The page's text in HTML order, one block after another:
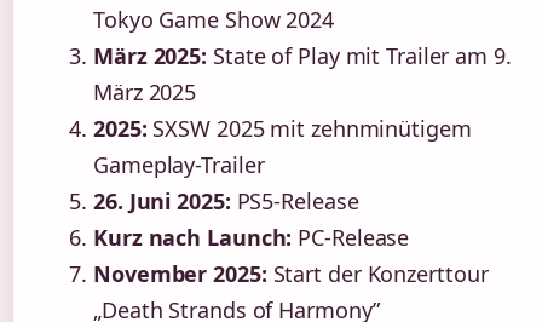
Tokyo Game Show 2024
März 2025: State of Play mit Trailer am 9.
März 2025
2025: SXSW 2025 mit zehnminütigem
Gameplay-Trailer
26. Juni 2025: PS5-Release
Kurz nach Launch: PC-Release
November 2025: Start der Konzerttour
„Death Strands of Harmony”